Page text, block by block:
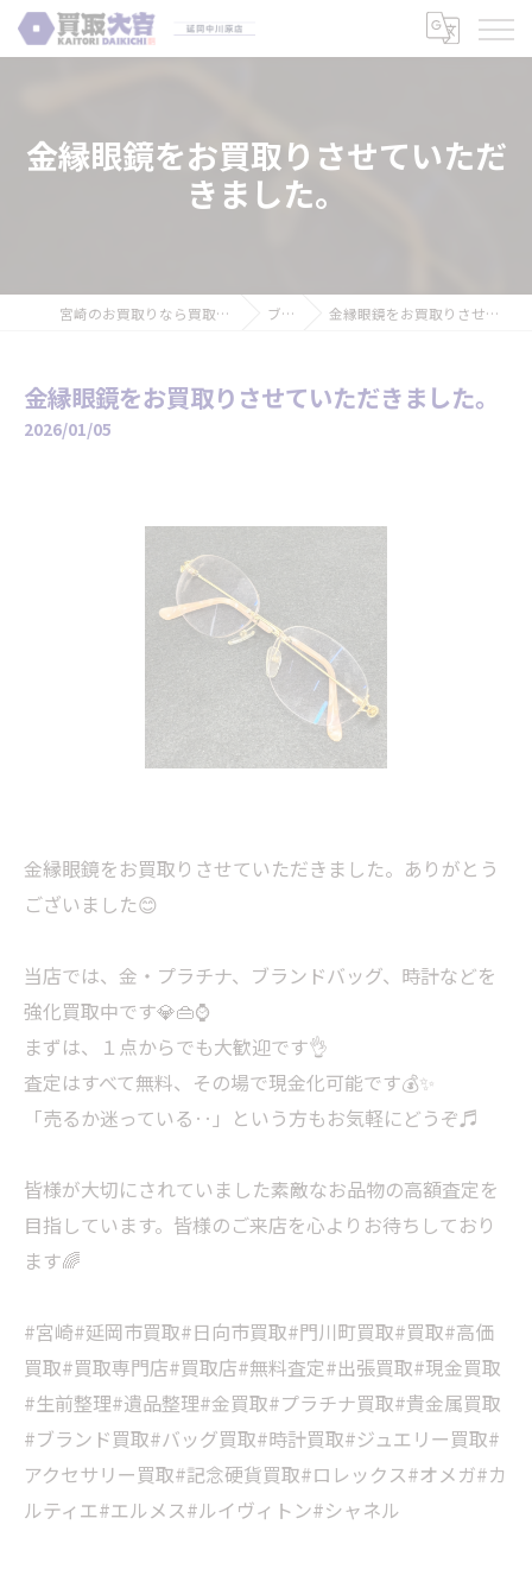
金縁眼鏡をお買取りさせていただ
きました。
宮崎のお買取りなら買取大吉 延岡中川原店 ブログ 金縁眼鏡をお買取りさせていただきました。
金縁眼鏡をお買取りさせていただきました。
2026/01/05
金縁眼鏡をお買取りさせていただきました。ありがとう
ございました😊
当店では、金・プラチナ、ブランドバッグ、時計などを
強化買取中です💎👜⌚
まずは、１点からでも大歓迎です👌
査定はすべて無料、その場で現金化可能です💰✨
「売るか迷っている‥」という方もお気軽にどうぞ♬
皆様が大切にされていました素敵なお品物の高額査定を
目指しています。皆様のご来店を心よりお待ちしており
ます🌈
#宮崎#延岡市買取#日向市買取#門川町買取#買取#高価
買取#買取専門店#買取店#無料査定#出張買取#現金買取
#生前整理#遺品整理#金買取#プラチナ買取#貴金属買取
#ブランド買取#バッグ買取#時計買取#ジュエリー買取#
アクセサリー買取#記念硬貨買取#ロレックス#オメガ#カ
ルティエ#エルメス#ルイヴィトン#シャネル